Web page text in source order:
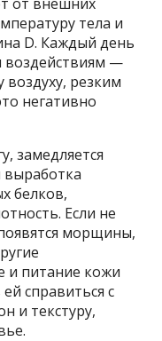
тела и
D. Каждый день
воздействиям —
воздуху, резким
негативно
замедляется
выработка
белков,
Если не
морщины,
и питание кожи
справиться с
и текстуру,